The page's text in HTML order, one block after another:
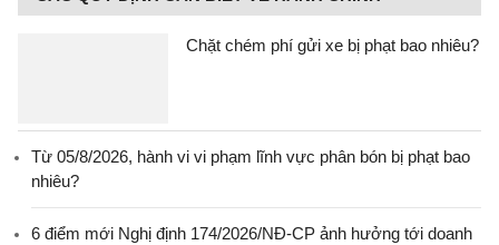
Chặt chém phí gửi xe bị phạt bao nhiêu?
Từ 05/8/2026, hành vi vi phạm lĩnh vực phân bón bị phạt bao
nhiêu?
6 điểm mới Nghị định 174/2026/NĐ-CP ảnh hưởng tới doanh